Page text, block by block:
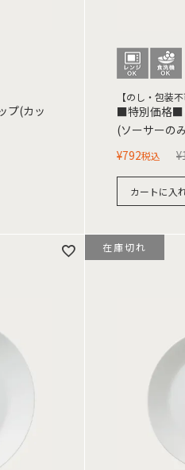
プ(カッ
【のし・包装不
■特別価格■
(ソーサーの
¥
¥792税込
カートに入
在庫切れ